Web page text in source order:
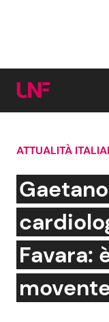
Cerca:
News e
Attualità Italiana
ATTUALITÀ
Favara: